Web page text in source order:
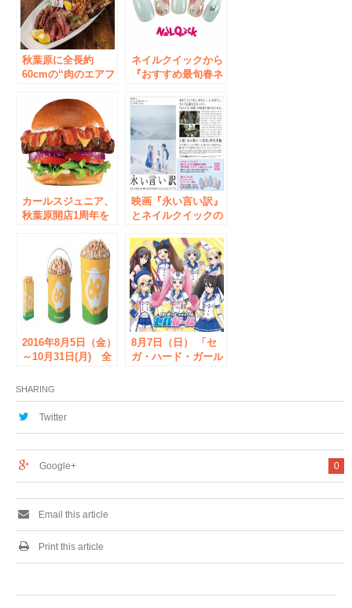
秋葉原に全長約
60cmの“肉のエアフ
陸！？ 肉ソン大統
領、巨大肉盛りメニ
ューを提供開始
ネイルクイックから
『おすすめ最旬春ネ
ンドカラーを使用し
た小花柄ネイルな
ど、2016年3月の新
作ネイルデザイン5
種を提案！
カールスジュニア、
秋葉原開店1周年を
売の限定メニュー販
売＆感謝キャンペー
ン展開
映画『永い言い訳』
とネイルクイックの
実施中
2016年8月5日（金）
～10月31日(月) 全
コーンブランド
「Doc Popcorn」～
新業態！初のキオス
定オープン！ オー
プン初日限定、フリ
ーポップコーンイベ
ントも開催！
8月7日（日） 「セ
ガ・ハード・ガール
CDをゲットして
SHARING
Twitter
0
Google+
Email this article
Print this article